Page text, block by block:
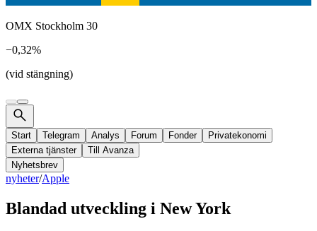
OMX Stockholm 30
−0,32%
(vid stängning)
Start Telegram Analys Forum Fonder
Privatekonomi
Externa tjänster
Till Avanza
Nyhetsbrev
nyheter/Apple
Blandad utveckling i New York